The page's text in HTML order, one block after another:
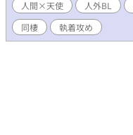
人間×天使
人外BL
同棲
執着攻め